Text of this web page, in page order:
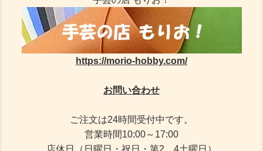
https://morio-hobby.com/
お問い合わせ
ご注文は24時間受付中です。
営業時間10:00～17:00
店休日（日曜日・祝日・第2、4土曜日）